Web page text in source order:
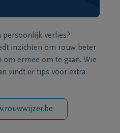
persoonlijk verlies?
inzichten om rouw beter
om ermee om te gaan. Wie
vindt er tips voor extra